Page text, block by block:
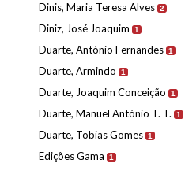
Dinis, Maria Teresa Alves 2
Diniz, José Joaquim 1
Duarte, António Fernandes 1
Duarte, Armindo 1
Duarte, Joaquim Conceição 1
Duarte, Manuel António T. T. 1
Duarte, Tobias Gomes 1
Edições Gama 1